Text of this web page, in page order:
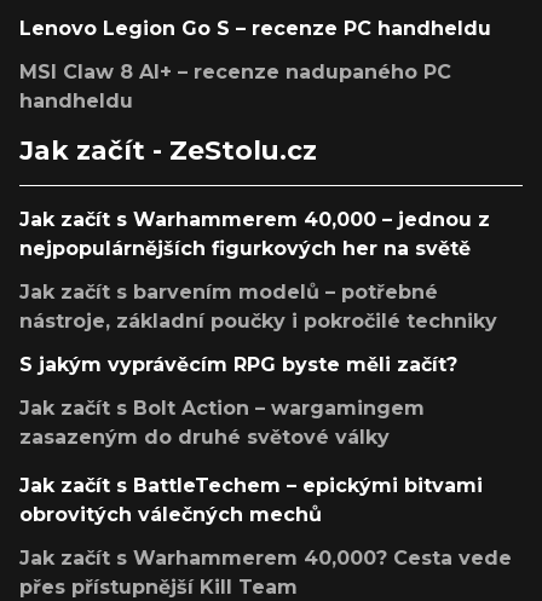
Lenovo Legion Go S – recenze PC handheldu
MSI Claw 8 AI+ – recenze nadupaného PC
handheldu
Jak začít - ZeStolu.cz
Jak začít s Warhammerem 40,000 – jednou z
nejpopulárnějších figurkových her na světě
Jak začít s barvením modelů – potřebné
nástroje, základní poučky i pokročilé techniky
S jakým vyprávěcím RPG byste měli začít?
Jak začít s Bolt Action – wargamingem
zasazeným do druhé světové války
Jak začít s BattleTechem – epickými bitvami
obrovitých válečných mechů
Jak začít s Warhammerem 40,000? Cesta vede
přes přístupnější Kill Team